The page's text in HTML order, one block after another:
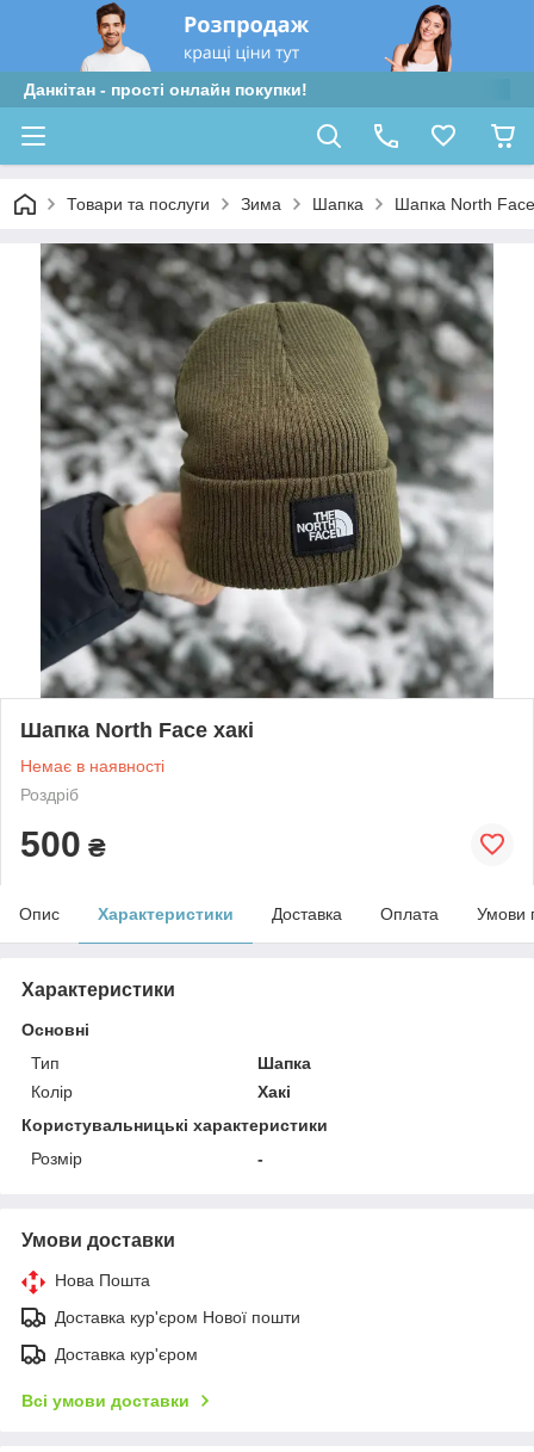
Данкітан - прості онлайн покупки!
Товари та послуги Зима Шапка Шапка North Face
Шапка North Face хакі
Немає в наявності
Роздріб
500 ₴
Опис Характеристики Доставка Оплата Умови
Характеристики
Основні
Тип
Шапка
Колір
Хакі
Користувальницькі характеристики
Розмір
-
Умови доставки
Нова Пошта
Доставка кур'єром Нової пошти
Доставка кур'єром
Всі умови доставки